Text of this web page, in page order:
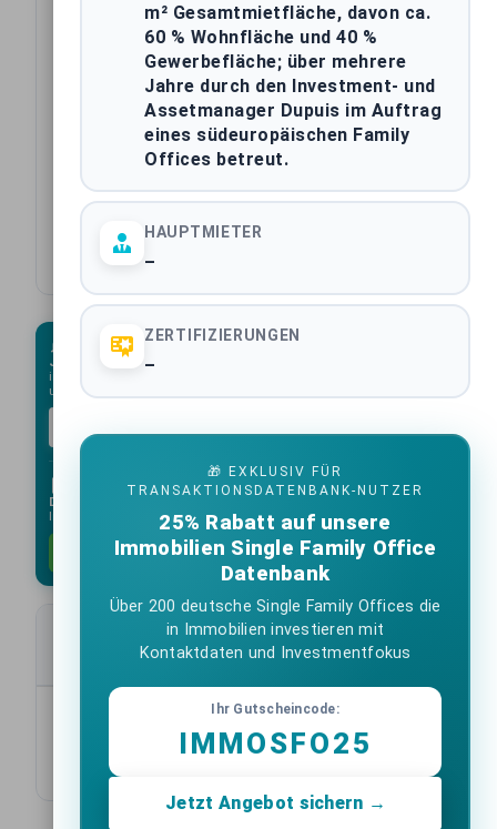
Käufer
Verkäufer
Ausstattung
Baujahr
Jeden Montag:
Die wichtigsten Immobilien-Deals der Woche direkt
in Ihr Postfach mit unserem Newsletter. Kein Spam, unverbindlich
und immer kostenlos.
Deal-Datenbank:
Immobilientransaktionen als Excel-Liste.
1033 Einträge anfordern
Transaktionsdaten
Items per page: 10
m² Gesamtmietfläche, davon ca.
60 % Wohnfläche und 40 %
Gewerbefläche; über mehrere
Jahre durch den Investment- und
Assetmanager Dupuis im Auftrag
eines südeuropäischen Family
Offices betreut.
HAUPTMIETER
–
ZERTIFIZIERUNGEN
–
🎁 EXKLUSIV FÜR
TRANSAKTIONSDATENBANK-NUTZER
25% Rabatt auf unsere
Immobilien Single Family Office
Datenbank
Über 200 deutsche Single Family Offices die
in Immobilien investieren mit
Kontaktdaten und Investmentfokus
Ihr Gutscheincode:
IMMOSFO25
Jetzt Angebot sichern →